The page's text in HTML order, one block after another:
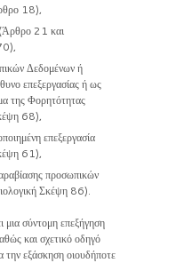
18),
(Άρθρο 21 και
Δεδομένων ή
επεξεργασίας ή ως
της Φορητότητας
68),
επεξεργασία
61),
προσωπικών
Σκέψη 86).
μια σύντομη επεξήγηση
και σχετικό οδηγό
την εξάσκηση οιουδήποτε